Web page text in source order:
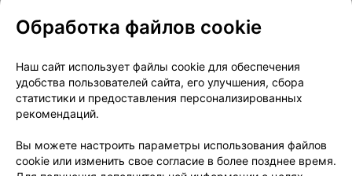
О проекте
Новости проекта
Размещение рекламы
Медицинский маркетинг
Публичный договор
Доставка
Способы оплаты
Вакансии
Партнеры
Обработка файлов cookie
Наш сайт использует файлы cookie для обеспечения
удобства пользователей сайта, его улучшения, сбора
статистики и предоставления персонализированных
рекомендаций.
Вы можете настроить параметры использования файлов
cookie или изменить свое согласие в более позднее время.